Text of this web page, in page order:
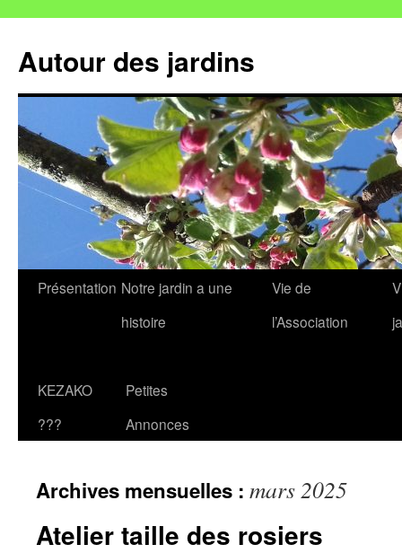
Autour des jardins
Aller
Présentation Notre jardin a une
histoire
Vie de
l’Association
KEZAKO
???
Petites
Annonces
Archives mensuelles : mars 2025
Atelier taille des rosiers